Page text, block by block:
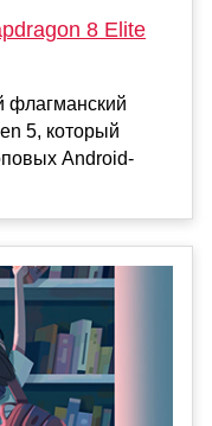
8 Elite
флагманский
5, который
Android-